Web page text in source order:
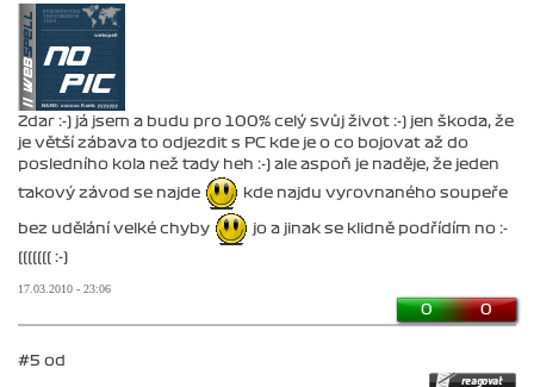
Zdar :-) já jsem a budu pro 100% celý svůj život :-) jen škoda, že
je větší zábava to odjezdit s PC kde je o co bojovat až do
posledního kola než tady heh :-) ale aspoň je naděje, že jeden
takový závod se najde
kde najdu vyrovnaného soupeře
bez udělání velké chyby jo a jinak se klidně podřídím no :-
((((((( :-)
17.03.2010 - 23:06
0 0
#5 od